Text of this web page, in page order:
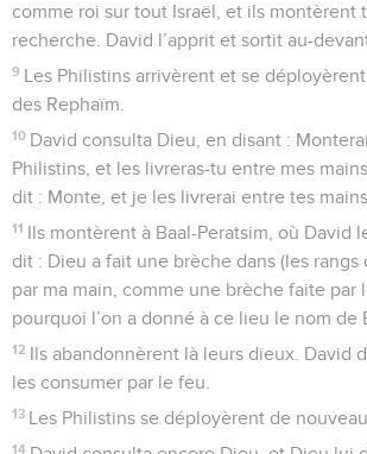
comme roi sur tout Israël, et ils montèrent
recherche. David l’apprit et sortit au-devant
9 Les Philistins arrivèrent et se
des Rephaïm.
10 David consulta Dieu, en disant :
Philistins, et les livreras-tu entre mes
dit : Monte, et je les livrerai entre tes mains.
11 Ils montèrent à Baal-Peratsim, où David
dit : Dieu a fait une brèche dans (les rangs
par ma main, comme une brèche faite par
pourquoi l’on a donné à ce lieu le nom de
12 Ils abandonnèrent là leurs dieux. David
les consumer par le feu.
13 Les Philistins se déployèrent de
14